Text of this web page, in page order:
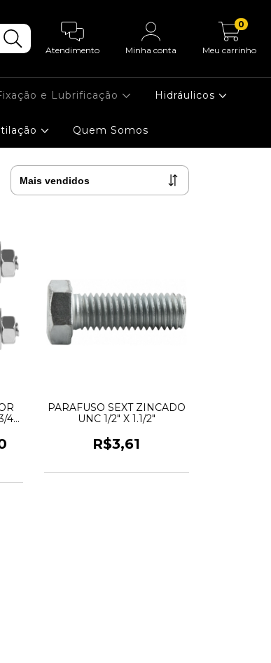
Atendimento Minha conta Meu carrinho
0
e Lubrificação Hidráulicos
Quem Somos
4"
PARAFUSO SEXT ZINCADO
UNC 1/2" X 1.1/2"
R$3,61